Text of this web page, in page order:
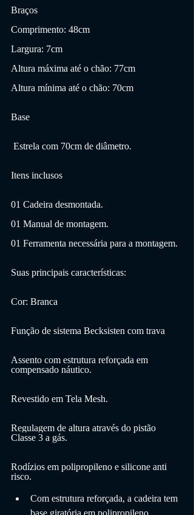
Braços
Comprimento: 48cm
Largura: 7cm
Altura máxima até o chão: 77cm
Altura mínima até o chão: 70cm
Base
Estrela com 70cm de diâmetro.
Itens inclusos
01 Cadeira desmontada.
01 Manual de montagem.
01 Ferramenta necessária para a montagem.
Suas principais características:
Cor: Branca
Função de sistema Becksisten com trava
Assento com estrutura reforçada em
compensado náutico.
Revestido em Tela Mesh.
Regulagem de altura através do pistão
Classe 3 a gás.
Rodízios em polipropileno e silicone anti
risco.
Com estrutura reforçada, a cadeira tem